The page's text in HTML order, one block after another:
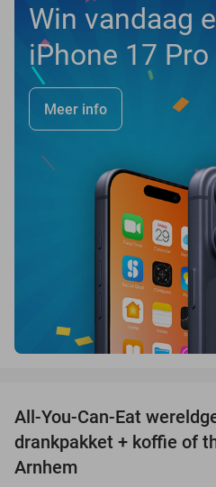
Win vandaag
iPhone 17 Pro
Meer info
All-You-Can-Eat
drankpakket + koffie of
Arnhem